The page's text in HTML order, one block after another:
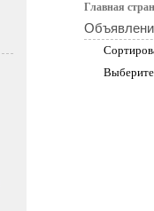
Главная